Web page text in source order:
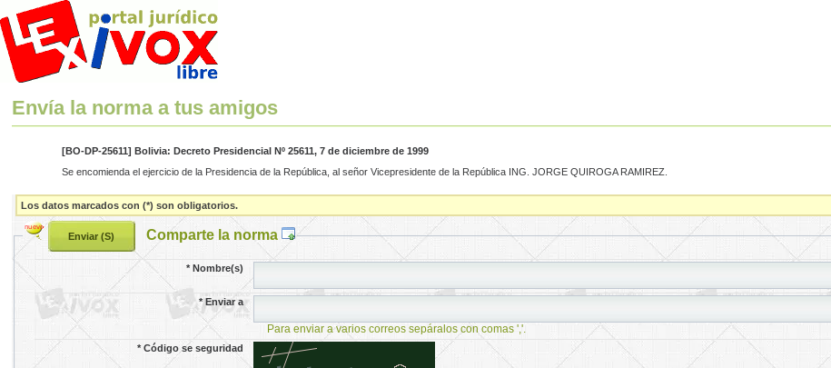
Envía la norma a tus amigos
[BO-DP-25611] Bolivia: Decreto Presidencial Nº 25611, 7 de diciembre de 1999
Se encomienda el ejercicio de la Presidencia de la República, al señor Vicepresidente de la República ING. JORGE QUIROGA RAMIREZ.
Los datos marcados con (*) son obligatorios.
Comparte la norma
*Nombre(s)
*Enviar a
Para enviar a varios correos sepáralos con comas ','.
*Código se seguridad